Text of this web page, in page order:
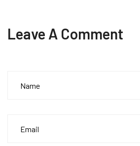
Leave A Comment